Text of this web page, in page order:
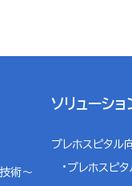
術～
ソリューショ
プレホスピタル
プレホスピタ